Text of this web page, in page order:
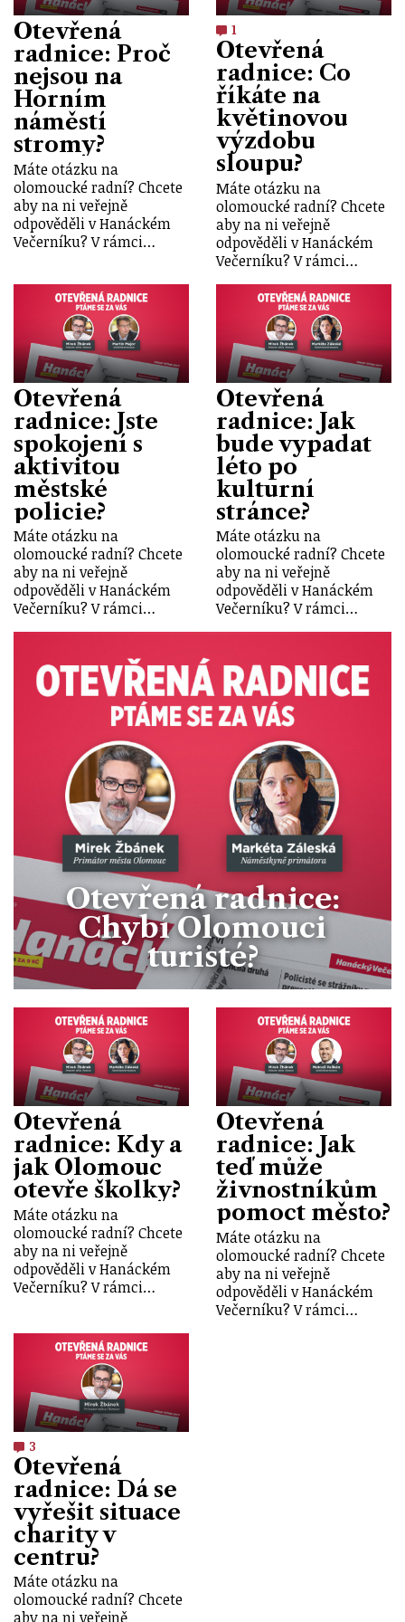
Otevřená
radnice: Proč
nejsou na
Horním
náměstí
stromy?
Máte otázku na
olomoucké radní? Chcete
aby na ni veřejně
odpověděli v Hanáckém
Večerníku? V rámci…
1
Otevřená
radnice: Co
říkáte na
květinovou
výzdobu
sloupu?
Máte otázku na
olomoucké radní? Chcete
aby na ni veřejně
odpověděli v Hanáckém
Večerníku? V rámci…
Otevřená
radnice: Jste
spokojení s
aktivitou
městské
policie?
Máte otázku na
olomoucké radní? Chcete
aby na ni veřejně
odpověděli v Hanáckém
Večerníku? V rámci…
Otevřená
radnice: Jak
bude vypadat
léto po
kulturní
stránce?
Máte otázku na
olomoucké radní? Chcete
aby na ni veřejně
odpověděli v Hanáckém
Večerníku? V rámci…
Otevřená radnice:
Chybí Olomouci
turisté?
Otevřená
radnice: Kdy a
jak Olomouc
otevře školky?
Máte otázku na
olomoucké radní? Chcete
aby na ni veřejně
odpověděli v Hanáckém
Večerníku? V rámci…
Otevřená
radnice: Jak
teď může
živnostníkům
pomoct město?
Máte otázku na
olomoucké radní? Chcete
aby na ni veřejně
odpověděli v Hanáckém
Večerníku? V rámci…
3
Otevřená
radnice: Dá se
vyřešit situace
charity v
centru?
Máte otázku na
olomoucké radní? Chcete
aby na ni veřejně